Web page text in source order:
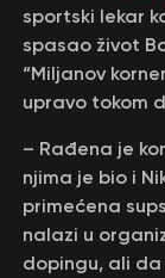
sportski lekar
spasao život
“Miljanov
upravo tokom
– Rađena je
njima je bio i
primećena
nalazi u
dopingu, ali